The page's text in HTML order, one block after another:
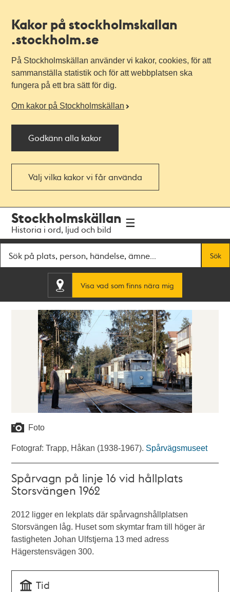
Kakor på stockholmskallan
.stockholm.se
På Stockholmskällan använder vi kakor, cookies, för att
sammanställa statistik och för att webbplatsen ska
fungera på ett bra sätt för dig.
Om kakor på Stockholmskällan
Godkänn alla kakor
Välj vilka kakor vi får använda
navigationen
huvudinnehållet
Stockholmskällan
Historia i ord, ljud och bild
Sök
Visa vad som finns nära mig
Foto
Fotograf: Trapp, Håkan (1938-1967). Spårvägsmuseet
Spårvagn på linje 16 vid hållplats
Storsvängen 1962
2012 ligger en lekplats där spårvagnshållplatsen
Storsvängen låg. Huset som skymtar fram till höger är
fastigheten Johan Ulfstjerna 13 med adress
Hägerstensvägen 300.
Tid